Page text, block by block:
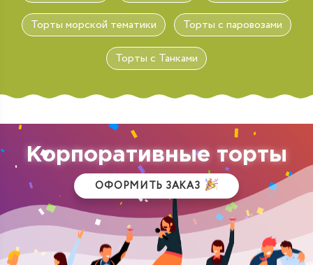
Торты морской тематики Торты с паровозами
Торты с Танками
Корпоративные торты
ОФОРМИТЬ ЗАКАЗ